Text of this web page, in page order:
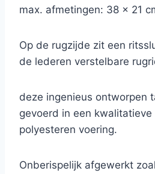
max. afmetingen: 38 x 21
Op de rugzijde zit een
de lederen verstelbare
deze ingenieus ontworpen
gevoerd in een kwalitatieve
polyesteren voering.
Onberispelijk afgewerkt